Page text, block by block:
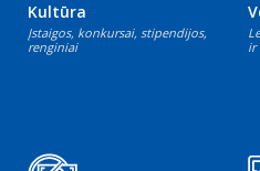
Kultūra
Įstaigos, konkursai, stipendijos,
renginiai
ir